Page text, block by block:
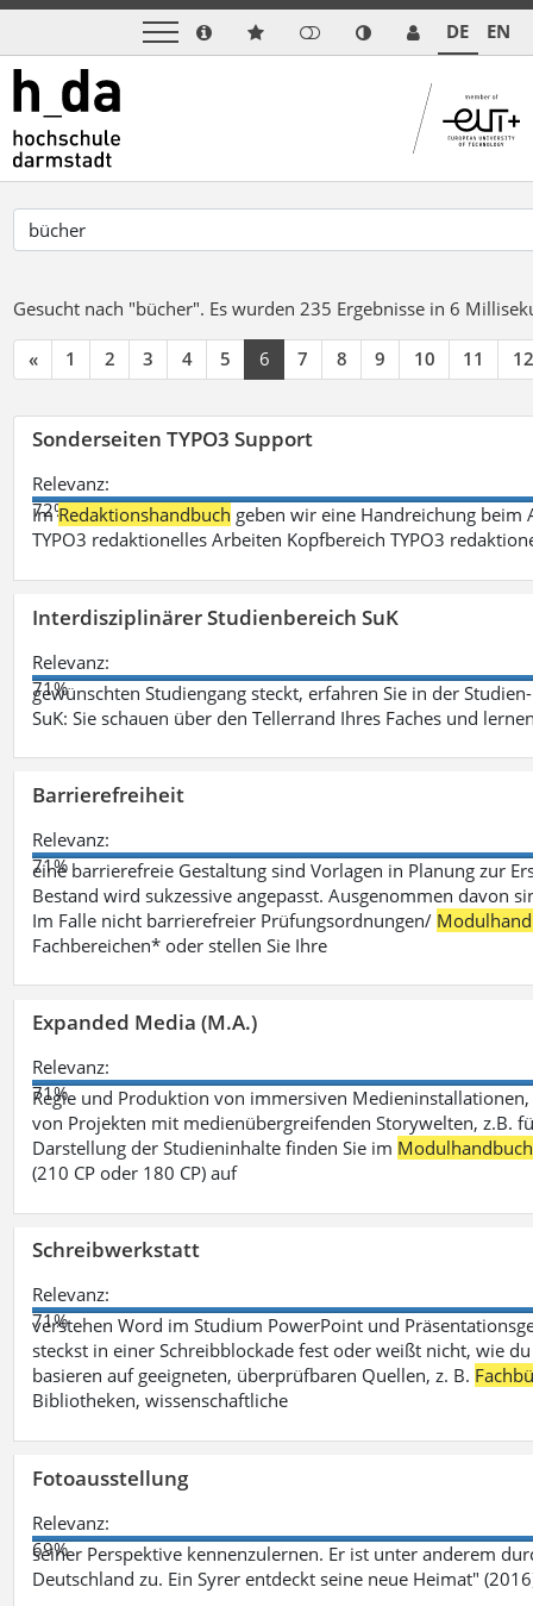
DE EN
Gesucht nach "bücher". Es wurden 235 Ergebnisse in 6
« 1 2 3 4 5 6 7 8 9 10 11 12
Sonderseiten TYPO3 Support
Relevanz:
72%
ImRedaktionshandbuch geben wir eine Handreichung beim
TYPO3 redaktionelles Arbeiten Kopfbereich TYPO3
Interdisziplinärer Studienbereich SuK
Relevanz:
71%
gewünschten Studiengang steckt, erfahren Sie in der
SuK: Sie schauen über den Tellerrand Ihres Faches und
Barrierefreiheit
Relevanz:
71%
eine barrierefreie Gestaltung sind Vorlagen in Planung zur
Bestand wird sukzessive angepasst. Ausgenommen davon
Im Falle nicht barrierefreier Prüfungsordnungen/
Fachbereichen* oder stellen Sie Ihre
Expanded Media (M.A.)
Relevanz:
71%
Regie und Produktion von immersiven
von Projekten mit medienübergreifenden Storywelten, z.B.
Darstellung der Studieninhalte finden Sie im Modulhandbuch
(210 CP oder 180 CP) auf
Schreibwerkstatt
Relevanz:
71%
verstehen Word im Studium PowerPoint und
steckst in einer Schreibblockade fest oder weißt nicht, wie
basieren auf geeigneten, überprüfbaren Quellen, z. B.
Bibliotheken, wissenschaftliche
Fotoausstellung
Relevanz:
69%
seiner Perspektive kennenzulernen. Er ist unter anderem
Deutschland zu. Ein Syrer entdeckt seine neue Heimat"